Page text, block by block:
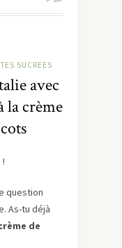
SUCREES
avec
la crème
!
question
As-tu déjà
de